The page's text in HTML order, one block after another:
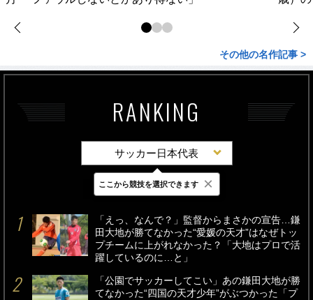
その他の名作記事 >
RANKING
サッカー日本代表
最新 24時間 週間
「えっ、なんで？」監督からまさかの宣告…鎌
田大地が勝てなかった“愛媛の天才”はなぜトッ
プチームに上がれなかった？「大地はプロで活
躍しているのに…と」
「公園でサッカーしてこい」あの鎌田大地が勝
てなかった“四国の天才少年”がぶつかった「プ
ここから競技を選択できます ×